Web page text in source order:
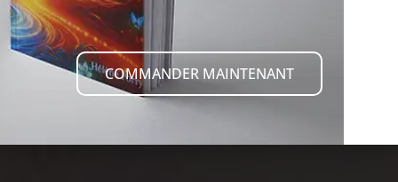
COMMANDER MAINTENANT